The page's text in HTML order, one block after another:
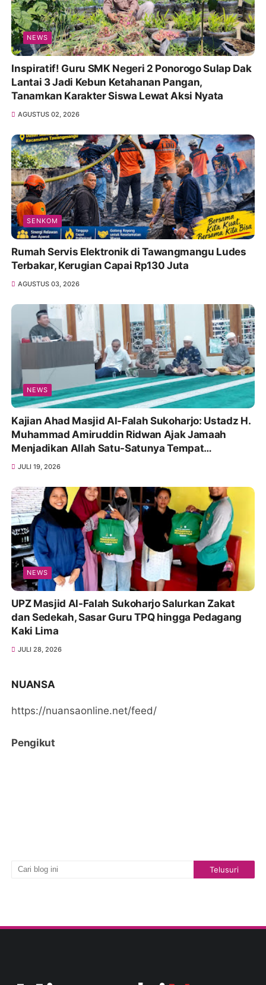
NEWS
Inspiratif! Guru SMK Negeri 2 Ponorogo Sulap Dak
Lantai 3 Jadi Kebun Ketahanan Pangan,
Tanamkan Karakter Siswa Lewat Aksi Nyata
AGUSTUS 02, 2026
SENKOM
Rumah Servis Elektronik di Tawangmangu Ludes
Terbakar, Kerugian Capai Rp130 Juta
AGUSTUS 03, 2026
NEWS
Kajian Ahad Masjid Al-Falah Sukoharjo: Ustadz H.
Muhammad Amiruddin Ridwan Ajak Jamaah
Menjadikan Allah Satu-Satunya Tempat
Bergantung
JULI 19, 2026
NEWS
UPZ Masjid Al-Falah Sukoharjo Salurkan Zakat
dan Sedekah, Sasar Guru TPQ hingga Pedagang
Kaki Lima
JULI 28, 2026
NUANSA
https://nuansaonline.net/feed/
Pengikut